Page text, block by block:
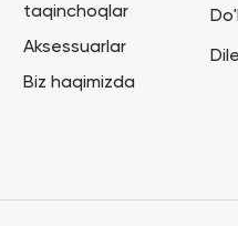
taqinchoqlar
Aksessuarlar
Biz haqimizda